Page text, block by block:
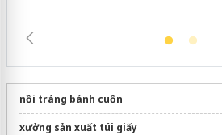
nồi tráng bánh cuốn
xưởng sản xuất túi giấy